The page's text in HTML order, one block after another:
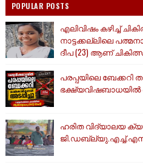
POPULAR POSTS
എലിവിഷം കഴിച്ച്
നാട്ടക്കല്ലിലെ
ദീപ (23) ആണ്
പരപ്പയിലെ ബേക്കറി
ഭക്ഷ്യവിഷബാധയിൽ
ഹരിത വിദ്യാലയ